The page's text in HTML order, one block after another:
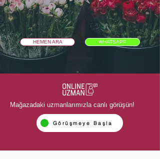
HEMEN ARA WHATSAPP
Mağazadaki uzmanlarımızla canlı görüşün!
Görüşmeye Başla